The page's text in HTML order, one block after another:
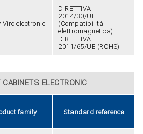
Viro electronic
DIRETTIVA
2014/30/UE
(Compatibilità
elettromagnetica)
DIRETTIVA
2011/65/UE (ROHS)
CABINETS ELECTRONIC
family Standard reference